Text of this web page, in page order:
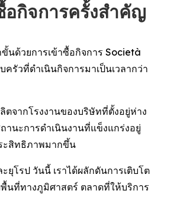
กิจการครั้งสำคัญ
นด้วยการเข้าซื้อกิจการ Società
รัวที่ดำเนินกิจการมาเป็นเวลากว่า
จากโรงงานของบริษัทที่ตั้งอยู่ห่าง
านะการดำเนินงานที่แข็งแกร่งอยู่
ะสิทธิภาพมากขึ้น
โรป วันนี้ เราได้ผลักดันการเติบโต
นที่ทางภูมิศาสตร์ ตลาดที่ให้บริการ